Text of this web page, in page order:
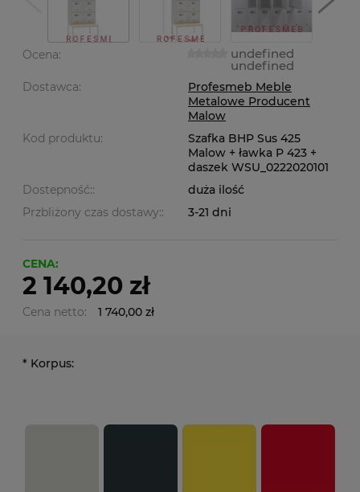
Ocena: undefined
undefined
Dostawca:
Profesmeb Meble
Metalowe Producent
Malow
Kod produktu:
Szafka BHP Sus 425
Malow + ławka P 423 +
daszek WSU_0222020101
Dostepność::
duża ilość
Przbliżony czas dostawy::
3-21 dni
CENA:
2 140,20 zł
Cena netto: 1 740,00 zł
* Korpus: